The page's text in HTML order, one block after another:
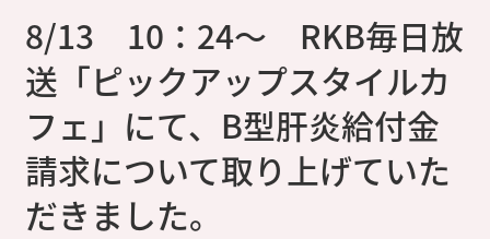
8/13 10：24～ RKB毎日放
送「ピックアップスタイルカ
フェ」にて、B型肝炎給付金
請求について取り上げていた
だきました。